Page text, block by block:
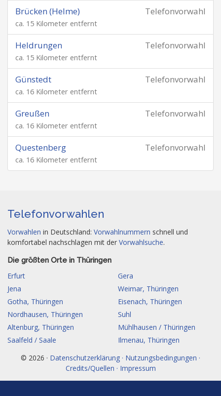
Telefonvorwahl
Brücken (Helme)
ca. 15 Kilometer entfernt
Telefonvorwahl
Heldrungen
ca. 15 Kilometer entfernt
Telefonvorwahl
Günstedt
ca. 16 Kilometer entfernt
Telefonvorwahl
Greußen
ca. 16 Kilometer entfernt
Telefonvorwahl
Questenberg
ca. 16 Kilometer entfernt
Telefonvorwahlen
Vorwahlen in Deutschland: Vorwahlnummern schnell und
komfortabel nachschlagen mit der Vorwahlsuche.
Die größten Orte in Thüringen
Erfurt
Gera
Jena
Weimar, Thüringen
Gotha, Thüringen
Eisenach, Thüringen
Nordhausen, Thüringen
Suhl
Altenburg, Thüringen
Mühlhausen / Thüringen
Saalfeld / Saale
Ilmenau, Thüringen
© 2026 · Datenschutzerklärung · Nutzungsbedingungen ·
Credits/Quellen · Impressum